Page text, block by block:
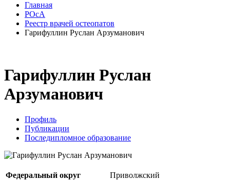
Главная
РОсА
Реестр врачей остеопатов
Гарифуллин Руслан Арзуманович
Гарифуллин Руслан
Арзуманович
Профиль
Публикации
Последипломное образование
Федеральный округ
Приволжский